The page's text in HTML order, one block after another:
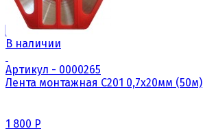
В наличии
Артикул - 0000265
Лента монтажная С201 0,7х20мм (50м)
1 800 Р